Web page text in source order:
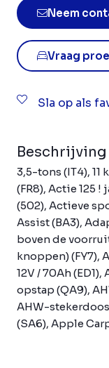
Neem
Vraag
Sla op als
Beschrijving
3,5-tons (IT4),
(FR8), Actie 125
(502), Actieve
Assist (BA3),
boven de
knoppen) (FY7),
12V / 70Ah
opstap (QA9),
AHW-
(SA6), Apple